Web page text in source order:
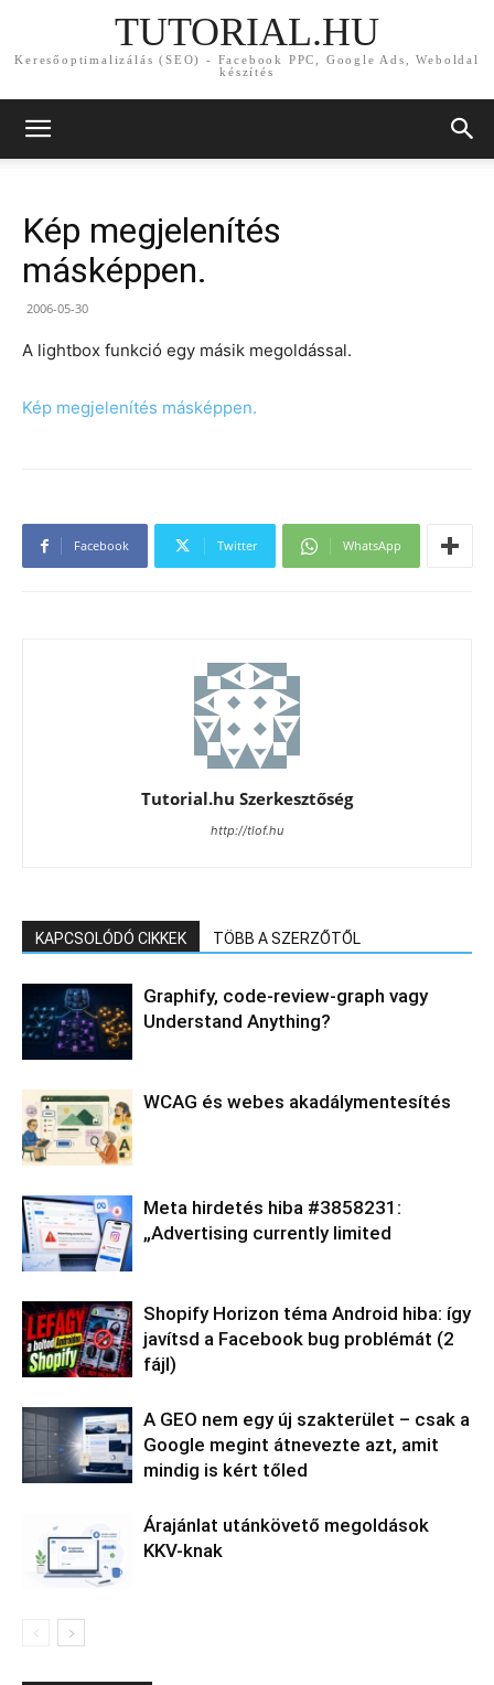
TUTORIAL.HU
Keresőoptimalizálás (SEO) - Facebook PPC, Google Ads, Weboldal
készítés
Kép megjelenítés
másképpen.
2006-05-30
A lightbox funkció egy másik megoldással.
Kép megjelenítés másképpen.
Facebook Twitter WhatsApp
Tutorial.hu Szerkesztőség
http://tlof.hu
KAPCSOLÓDÓ CIKKEK TÖBB A SZERZŐTŐL
Graphify, code-review-graph vagy
Understand Anything?
WCAG és webes akadálymentesítés
Meta hirdetés hiba #3858231:
„Advertising currently limited
Shopify Horizon téma Android hiba: így
javítsd a Facebook bug problémát (2
fájl)
A GEO nem egy új szakterület – csak a
Google megint átnevezte azt, amit
mindig is kért tőled
Árajánlat utánkövető megoldások
KKV-knak